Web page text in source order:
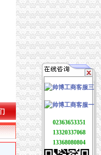
02363653351
13320337068
13368080804